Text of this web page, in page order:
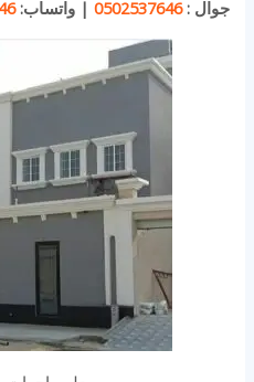
جوال :0502537646
| واتساب: